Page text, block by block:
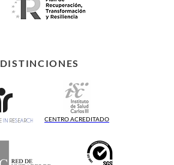
DISTINCIONES
CENTRO ACREDITADO